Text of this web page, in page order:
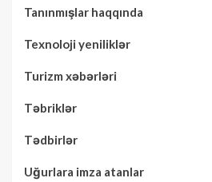
Tanınmışlar haqqında
Texnoloji yeniliklər
Turizm xəbərləri
Təbriklər
Tədbirlər
Uğurlara imza atanlar